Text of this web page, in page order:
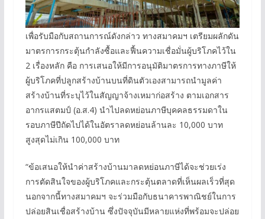
เพื่อรับมือกับสถานการณ์ดังกล่าว ทางสมาคมฯ เตรียมผลักดัน
มาตรการกระตุ้นกำลังซื้อและฟื้นความเชื่อมั่นผู้บริโภคไว้ใน
2 เรื่องหลัก คือ การเสนอให้มีการอนุมัติมาตรการทางภาษีให้
ผู้บริโภคที่ปลูกสร้างบ้านบนที่ดินตัวเองสามารถนำมูลค่า
สร้างบ้านที่ระบุไว้ในสัญญาจ้างเหมาก่อสร้าง ตามเอกสาร
อากรแสตมป์ (อ.ส.4) นำไปลดหย่อนภาษีบุคคลธรรมดาใน
รอบภาษีปีถัดไปได้ในอัตราลดหย่อนล้านละ 10,000 บาท
สูงสุดไม่เกิน 100,000 บาท
“ข้อเสนอให้นำค่าสร้างบ้านมาลดหย่อนภาษีได้จะช่วยเร่ง
การตัดสินใจของผู้บริโภคและกระตุ้นตลาดที่เห็นผลเร็วที่สุด
นอกจากนี้ทางสมาคมฯ จะร่วมมือกับธนาคารพาณิชย์ในการ
ปล่อยสินเชื่อสร้างบ้าน ซึ่งปัจจุบันมีหลายแห่งที่พร้อมจะปล่อย